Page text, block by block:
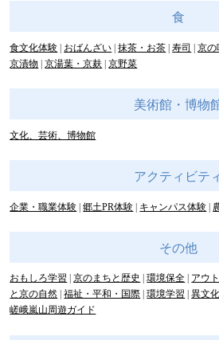
食
食文化体験 おばんざい 抹茶・お茶 寿司 京の
京漬物
京湯葉・京麸 京野菜
美術館・博物
文化、芸術、博物館
アクティビテ
企業・職業体験 郷土PR体験 キャンパス体験
その他
おもしろ学習 京のまちと歴史 環境保全 アウ
と京の自然 福祉・平和・国際 環境学習 異文
嵯峨嵐山周遊ガイド